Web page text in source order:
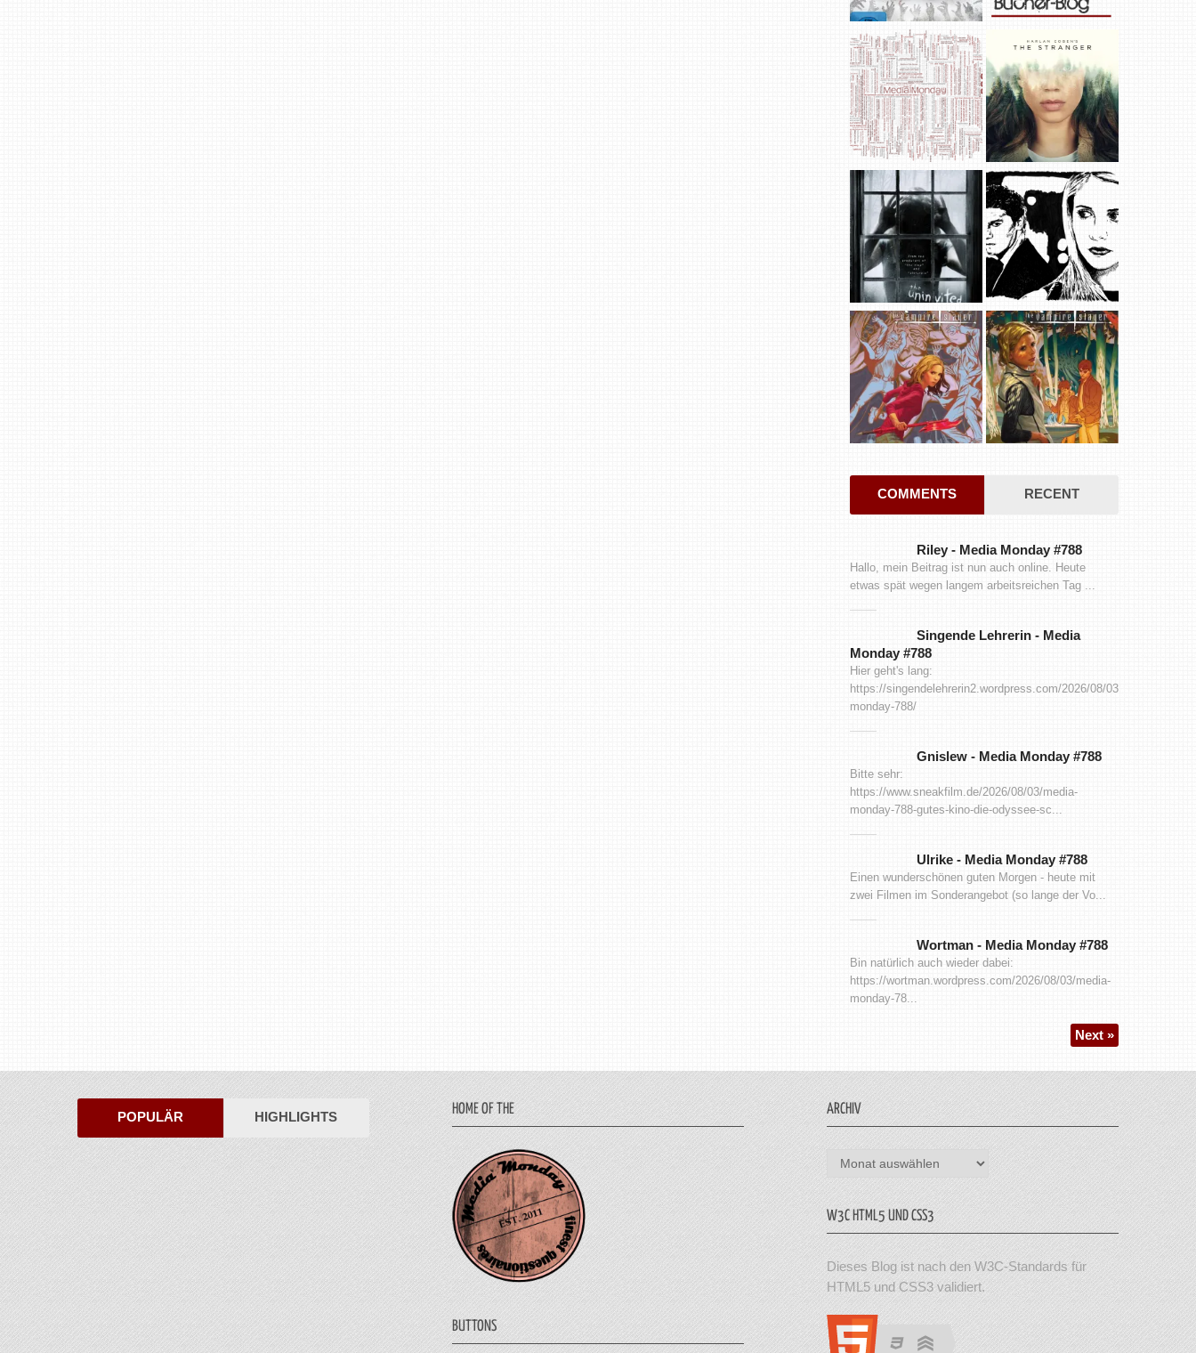
COMMENTS RECENT
Riley- Media Monday #788
Hallo, mein Beitrag ist nun auch online. Heute
etwas spät wegen langem arbeitsreichen Tag ...
Singende Lehrerin- Media
Monday #788
Hier geht's lang:
https://singendelehrerin2.wordpress.com/2026/08/03/media-
monday-788/
Gnislew- Media Monday #788
Bitte sehr:
https://www.sneakfilm.de/2026/08/03/media-
monday-788-gutes-kino-die-odyssee-sc...
Ulrike- Media Monday #788
Einen wunderschönen guten Morgen - heute mit
zwei Filmen im Sonderangebot (so lange der Vo...
Wortman- Media Monday #788
Bin natürlich auch wieder dabei:
https://wortman.wordpress.com/2026/08/03/media-
monday-78...
Next »
POPULÄR HIGHLIGHTS HOME OF THE
BUTTONS
ARCHIV
Archiv
W3C HTML5 UND CSS3
Dieses Blog ist nach den W3C-Standards für
HTML5 und CSS3 validiert.